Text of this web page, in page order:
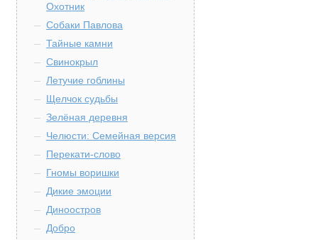
Охотник
Собаки Павлова
Тайные камни
Свинокрыл
Летучие гоблины
Щелчок судьбы
Зелёная деревня
Челюсти: Семейная версия
Перекати-слово
Гномы воришки
Дикие эмоции
Диноостров
Добро